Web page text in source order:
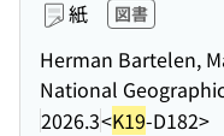
紙 図書
Herman Bartelen,
National
2026.3<K19-D182>